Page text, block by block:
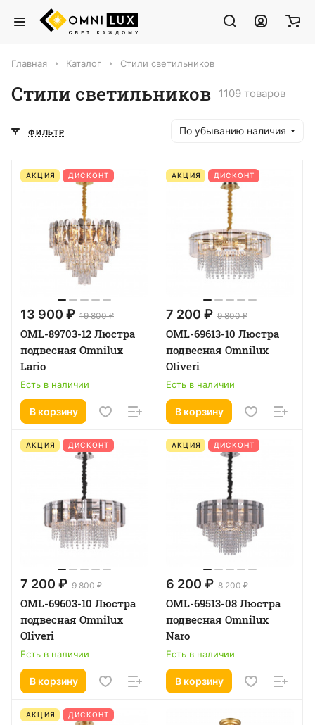
Главная Каталог Стили светильников
Стили светильников 1109 товаров
ФИЛЬТР По убыванию наличия
АКЦИЯ ДИСКОНТ
13 900 ₽ 19 800 ₽
OML-89703-12 Люстра
подвесная Omnilux
Lario
Есть в наличии
В корзину
АКЦИЯ ДИСКОНТ
7 200 ₽ 9 800 ₽
OML-69613-10 Люстра
подвесная Omnilux
Oliveri
Есть в наличии
В корзину
АКЦИЯ ДИСКОНТ
7 200 ₽ 9 800 ₽
OML-69603-10 Люстра
подвесная Omnilux
Oliveri
Есть в наличии
В корзину
АКЦИЯ ДИСКОНТ
6 200 ₽ 8 200 ₽
OML-69513-08 Люстра
подвесная Omnilux
Naro
Есть в наличии
В корзину
АКЦИЯ ДИСКОНТ